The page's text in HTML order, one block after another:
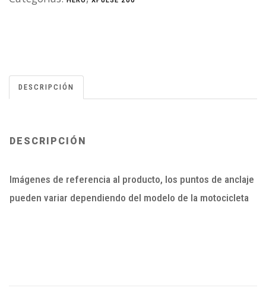
DESCRIPCIÓN
DESCRIPCIÓN
Imágenes de referencia al producto, los puntos de anclaje
pueden variar dependiendo del modelo de la motocicleta